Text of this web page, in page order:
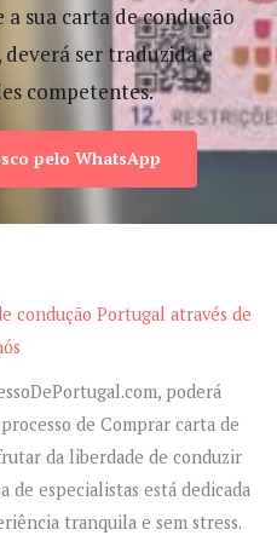
a sua carta de condução
ser traduzida e
competentes.
pelo WhatsApp
condução Portugal através de
poderá
de Comprar carta de
da liberdade de conduzir
de especialistas está dedicada
tranquila e sem stress.